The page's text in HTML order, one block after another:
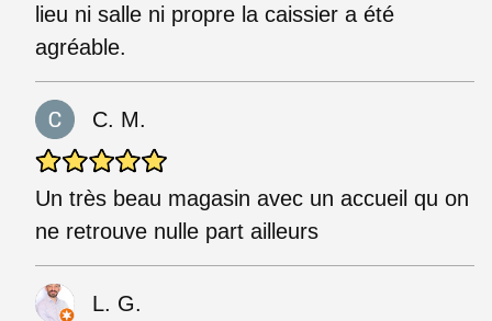
lieu ni salle ni propre la caissier a été
agréable.
C. M.
Un très beau magasin avec un accueil qu on
ne retrouve nulle part ailleurs
L. G.